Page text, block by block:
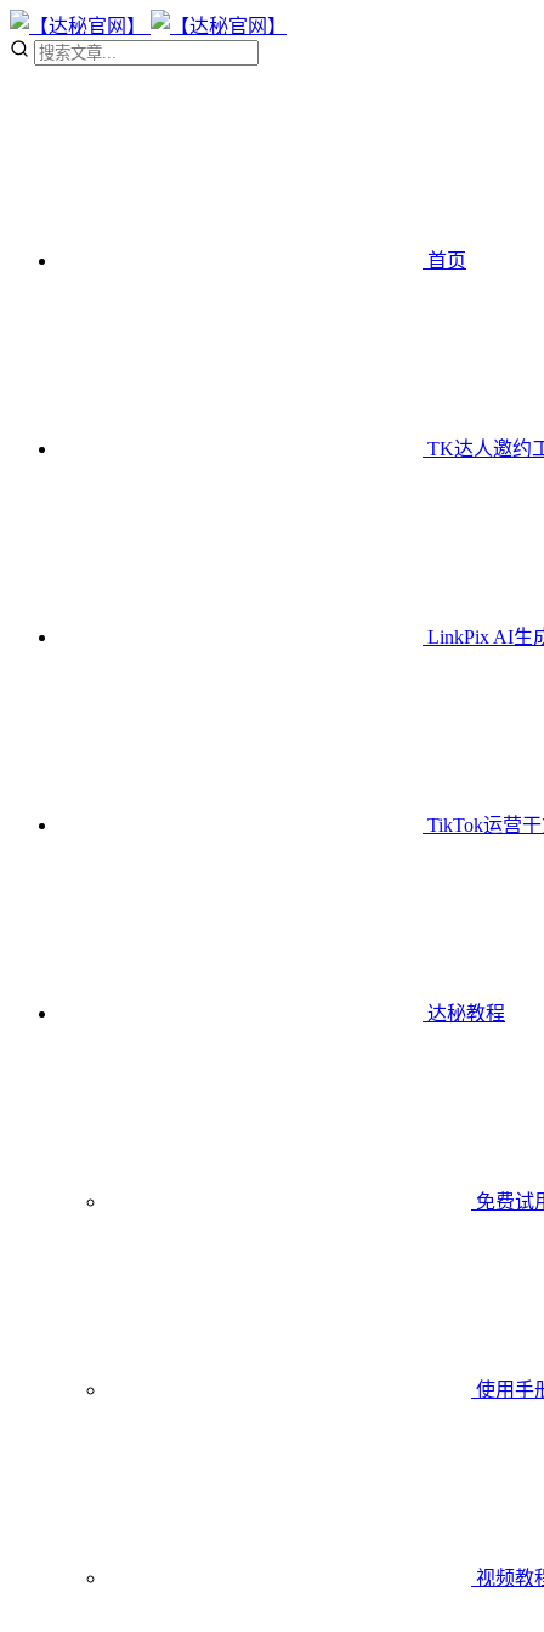
首页
TK达人邀约
LinkPix AI生
TikTok运营
达秘教程
免费试
使用手
视频教